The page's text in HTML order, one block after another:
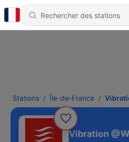
Stations Île-de-France
Vibration